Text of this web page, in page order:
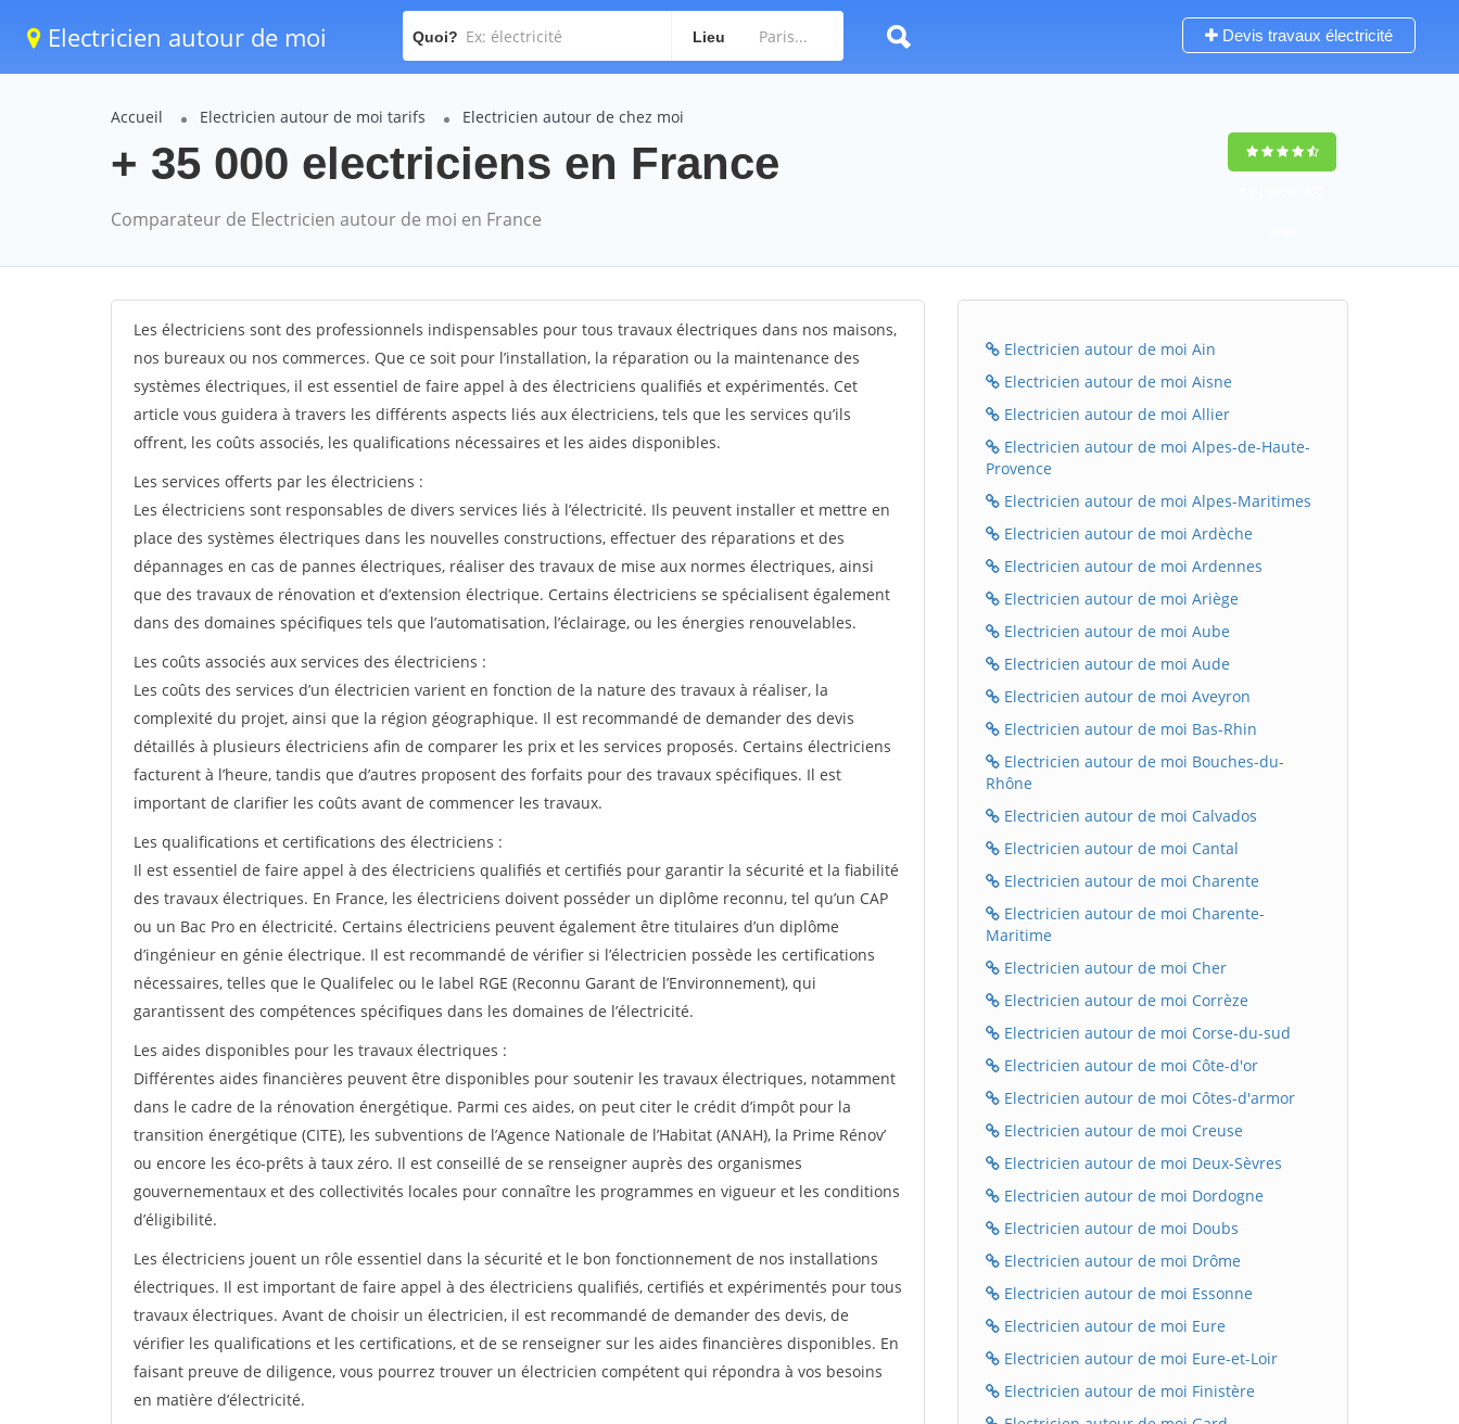
Electricien autour de moi Quoi? Lieu Devis travaux électricité
Accueil Electricien autour de moi tarifs Electricien autour de chez moi
+ 35 000 electriciens en France
Comparateur de Electricien autour de moi en France
Les électriciens sont des professionnels indispensables pour tous travaux électriques dans nos maisons,
nos bureaux ou nos commerces. Que ce soit pour l’installation, la réparation ou la maintenance des
systèmes électriques, il est essentiel de faire appel à des électriciens qualifiés et expérimentés. Cet
article vous guidera à travers les différents aspects liés aux électriciens, tels que les services qu’ils
offrent, les coûts associés, les qualifications nécessaires et les aides disponibles.
Les services offerts par les électriciens :
Les électriciens sont responsables de divers services liés à l’électricité. Ils peuvent installer et mettre en
place des systèmes électriques dans les nouvelles constructions, effectuer des réparations et des
dépannages en cas de pannes électriques, réaliser des travaux de mise aux normes électriques, ainsi
que des travaux de rénovation et d’extension électrique. Certains électriciens se spécialisent également
dans des domaines spécifiques tels que l’automatisation, l’éclairage, ou les énergies renouvelables.
Les coûts associés aux services des électriciens :
Les coûts des services d’un électricien varient en fonction de la nature des travaux à réaliser, la
complexité du projet, ainsi que la région géographique. Il est recommandé de demander des devis
détaillés à plusieurs électriciens afin de comparer les prix et les services proposés. Certains électriciens
facturent à l’heure, tandis que d’autres proposent des forfaits pour des travaux spécifiques. Il est
important de clarifier les coûts avant de commencer les travaux.
Les qualifications et certifications des électriciens :
Il est essentiel de faire appel à des électriciens qualifiés et certifiés pour garantir la sécurité et la fiabilité
des travaux électriques. En France, les électriciens doivent posséder un diplôme reconnu, tel qu’un CAP
ou un Bac Pro en électricité. Certains électriciens peuvent également être titulaires d’un diplôme
d’ingénieur en génie électrique. Il est recommandé de vérifier si l’électricien possède les certifications
nécessaires, telles que le Qualifelec ou le label RGE (Reconnu Garant de l’Environnement), qui
garantissent des compétences spécifiques dans les domaines de l’électricité.
Les aides disponibles pour les travaux électriques :
Différentes aides financières peuvent être disponibles pour soutenir les travaux électriques, notamment
dans le cadre de la rénovation énergétique. Parmi ces aides, on peut citer le crédit d’impôt pour la
transition énergétique (CITE), les subventions de l’Agence Nationale de l’Habitat (ANAH), la Prime Rénov’
ou encore les éco-prêts à taux zéro. Il est conseillé de se renseigner auprès des organismes
gouvernementaux et des collectivités locales pour connaître les programmes en vigueur et les conditions
d’éligibilité.
Les électriciens jouent un rôle essentiel dans la sécurité et le bon fonctionnement de nos installations
électriques. Il est important de faire appel à des électriciens qualifiés, certifiés et expérimentés pour tous
travaux électriques. Avant de choisir un électricien, il est recommandé de demander des devis, de
vérifier les qualifications et les certifications, et de se renseigner sur les aides financières disponibles. En
faisant preuve de diligence, vous pourrez trouver un électricien compétent qui répondra à vos besoins
en matière d’électricité.
Electricien autour de moi Ain
Electricien autour de moi Aisne
Electricien autour de moi Allier
Electricien autour de moi Alpes-de-Haute-
Provence
Electricien autour de moi Alpes-Maritimes
Electricien autour de moi Ardèche
Electricien autour de moi Ardennes
Electricien autour de moi Ariège
Electricien autour de moi Aube
Electricien autour de moi Aude
Electricien autour de moi Aveyron
Electricien autour de moi Bas-Rhin
Electricien autour de moi Bouches-du-
Rhône
Electricien autour de moi Calvados
Electricien autour de moi Cantal
Electricien autour de moi Charente
Electricien autour de moi Charente-
Maritime
Electricien autour de moi Cher
Electricien autour de moi Corrèze
Electricien autour de moi Corse-du-sud
Electricien autour de moi Côte-d'or
Electricien autour de moi Côtes-d'armor
Electricien autour de moi Creuse
Electricien autour de moi Deux-Sèvres
Electricien autour de moi Dordogne
Electricien autour de moi Doubs
Electricien autour de moi Drôme
Electricien autour de moi Essonne
Electricien autour de moi Eure
Electricien autour de moi Eure-et-Loir
Electricien autour de moi Finistère